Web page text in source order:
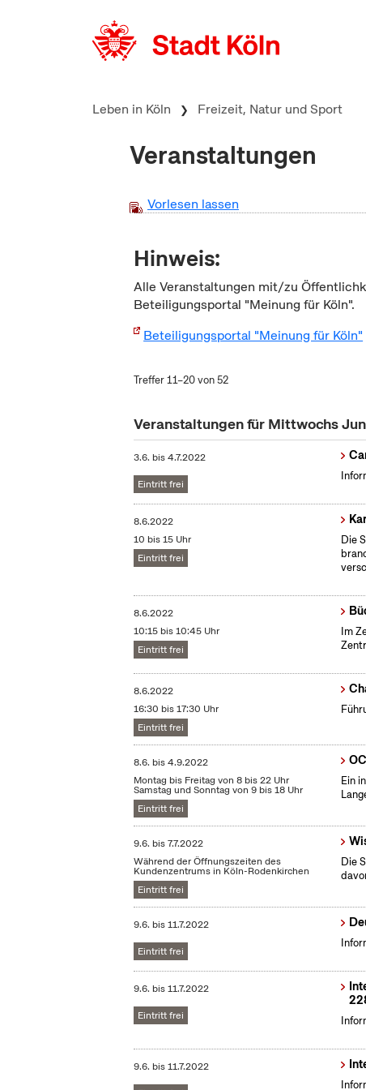
Leben in Köln Freizeit, Natur und Sport
Veranstaltungen
Vorlesen lassen
Hinweis:
Alle Veranstaltungen mit/zu
Beteiligungsportal "Meinung für Köln".
Beteiligungsportal "Meinung für Köln"
Treffer 11–20 von 52
Veranstaltungen für Mittwochs
3.6. bis4.7.2022
Eintritt frei
8.6.2022
10 bis 15 Uhr
Eintritt frei
Die
8.6.2022
10:15 bis 10:45 Uhr
Eintritt frei
Im
8.6.2022
16:30 bis 17:30 Uhr
Eintritt frei
8.6. bis4.9.2022
Montag bis Freitag von 8 bis 22 Uhr
Samstag und Sonntag von 9 bis 18 Uhr
Eintritt frei
Ein
9.6. bis7.7.2022
Während der Öffnungszeiten des
Kundenzentrums in Köln-Rodenkirchen
Eintritt frei
Die
9.6. bis11.7.2022
Eintritt frei
9.6. bis11.7.2022
Eintritt frei
9.6. bis11.7.2022